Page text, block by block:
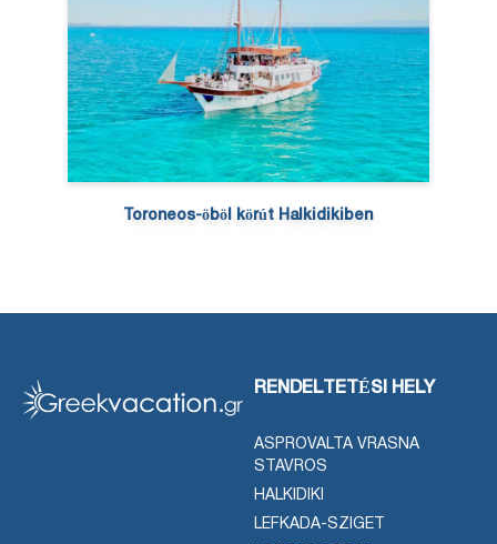
Toroneos-öböl körút Halkidikiben
RENDELTETÉSI HELY
ASPROVALTA VRASNA
STAVROS
HALKIDIKI
LEFKADA-SZIGET